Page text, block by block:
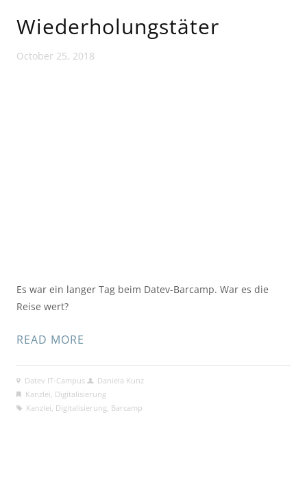
Wiederholungstäter
October 25, 2018
Es war ein langer Tag beim Datev-Barcamp. War es die
Reise wert?
READ MORE
Datev IT-Campus
Daniela Kunz
Kanzlei Digitalisierung
Kanzlei Digitalisierung Barcamp